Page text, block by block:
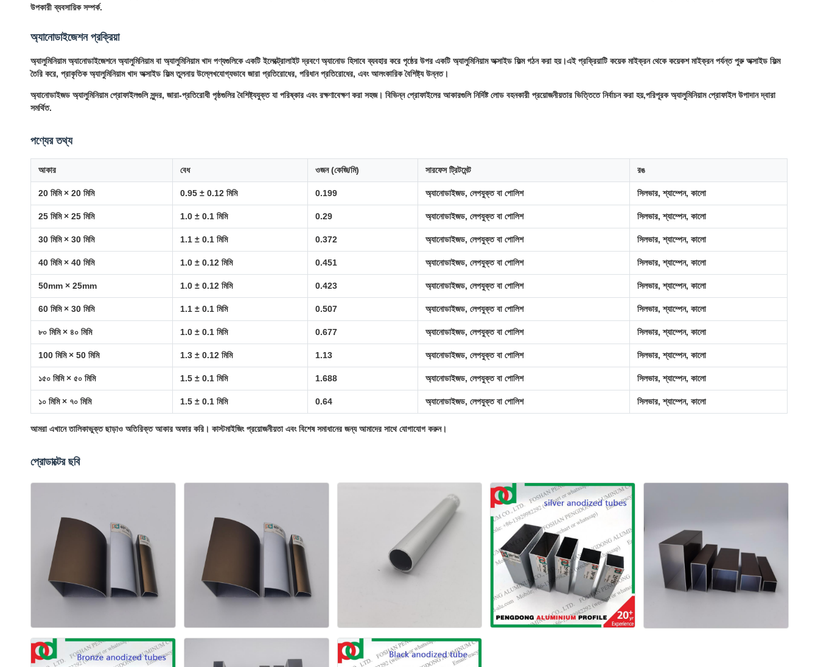
উপকারী ব্যবসায়িক সম্পর্ক.
অ্যানোডাইজেশন প্রক্রিয়া
অ্যালুমিনিয়াম অ্যানোডাইজেশনে অ্যালুমিনিয়াম বা অ্যালুমিনিয়াম খাদ পণ্যগুলিকে একটি ইলেক্ট্রোলাইট দ্রবণে অ্যানোড হিসাবে ব্যবহার করে পৃষ্ঠের উপর একটি অ্যালুমিনিয়াম অক্সাইড ফিল্ম গঠন করা হয়।এই প্রক্রিয়াটি কয়েক মাইক্রন থেকে কয়েকশ মাইক্রন পর্যন্ত পুরু অক্সাইড ফিল্ম
তৈরি করে, প্রাকৃতিক অ্যালুমিনিয়াম খাদ অক্সাইড ফিল্ম তুলনায় উল্লেখযোগ্যভাবে জারা প্রতিরোধের, পরিধান প্রতিরোধের, এবং আলংকারিক বৈশিষ্ট্য উন্নত।
অ্যানোডাইজড অ্যালুমিনিয়াম প্রোফাইলগুলি সুন্দর, জারা-প্রতিরোধী পৃষ্ঠগুলির বৈশিষ্ট্যযুক্ত যা পরিষ্কার এবং রক্ষণাবেক্ষণ করা সহজ। বিভিন্ন প্রোফাইলের আকারগুলি নির্দিষ্ট লোড বহনকারী প্রয়োজনীয়তার ভিত্তিতে নির্বাচন করা হয়,পরিপূরক অ্যালুমিনিয়াম প্রোফাইল উপাদান দ্বারা
সমর্থিত.
পণ্যের তথ্য
আকার বেধ ওজন (কেজি/মি) সারফেস ট্রিটমেন্ট রঙ
20 মিমি × 20 মিমি 0.95 ± 0.12 মিমি 0.199 অ্যানোডাইজড, লেপযুক্ত বা পোলিশ সিলভার, শ্যাম্পেন, কালো
25 মিমি × 25 মিমি 1.0 ± 0.1 মিমি 0.29 অ্যানোডাইজড, লেপযুক্ত বা পোলিশ সিলভার, শ্যাম্পেন, কালো
30 মিমি × 30 মিমি 1.1 ± 0.1 মিমি 0.372 অ্যানোডাইজড, লেপযুক্ত বা পোলিশ সিলভার, শ্যাম্পেন, কালো
40 মিমি × 40 মিমি 1.0 ± 0.12 মিমি 0.451 অ্যানোডাইজড, লেপযুক্ত বা পোলিশ সিলভার, শ্যাম্পেন, কালো
50mm × 25mm 1.0 ± 0.12 মিমি 0.423 অ্যানোডাইজড, লেপযুক্ত বা পোলিশ সিলভার, শ্যাম্পেন, কালো
60 মিমি × 30 মিমি 1.1 ± 0.1 মিমি 0.507 অ্যানোডাইজড, লেপযুক্ত বা পোলিশ সিলভার, শ্যাম্পেন, কালো
৮০ মিমি × ৪০ মিমি 1.0 ± 0.1 মিমি 0.677 অ্যানোডাইজড, লেপযুক্ত বা পোলিশ সিলভার, শ্যাম্পেন, কালো
100 মিমি × 50 মিমি 1.3 ± 0.12 মিমি 1.13 অ্যানোডাইজড, লেপযুক্ত বা পোলিশ সিলভার, শ্যাম্পেন, কালো
১৫০ মিমি × ৫০ মিমি 1.5 ± 0.1 মিমি 1.688 অ্যানোডাইজড, লেপযুক্ত বা পোলিশ সিলভার, শ্যাম্পেন, কালো
১০ মিমি × ৭০ মিমি 1.5 ± 0.1 মিমি 0.64 অ্যানোডাইজড, লেপযুক্ত বা পোলিশ সিলভার, শ্যাম্পেন, কালো
আমরা এখানে তালিকাভুক্ত ছাড়াও অতিরিক্ত আকার অফার করি। কাস্টমাইজিং প্রয়োজনীয়তা এবং বিশেষ সমাধানের জন্য আমাদের সাথে যোগাযোগ করুন।
প্রোডাক্টের ছবি